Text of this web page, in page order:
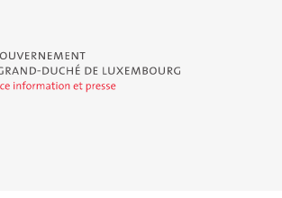
du Grand-Duché de Luxembourg - Service